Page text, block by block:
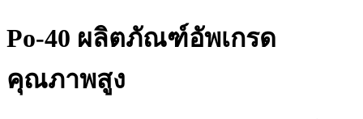
Po-40 ผลิตภัณฑ์อัพเกรด
คุณภาพสูง